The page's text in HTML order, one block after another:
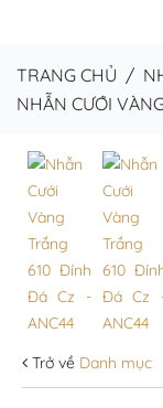
TRANG CHỦ /
NHẪN CƯỚI
Trở về Danh mục